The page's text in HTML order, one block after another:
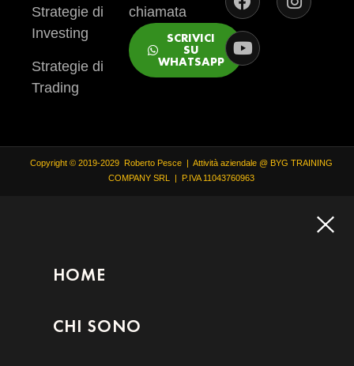
Strategie di
Investing
Strategie di
Trading
chiamata
SCRIVICI
SU
WHATSAPP
Copyright © 2019-2029 Roberto Pesce | Attività aziendale @ BYG TRAINING
COMPANY SRL | P.IVA 11043760963
HOME
CHI SONO